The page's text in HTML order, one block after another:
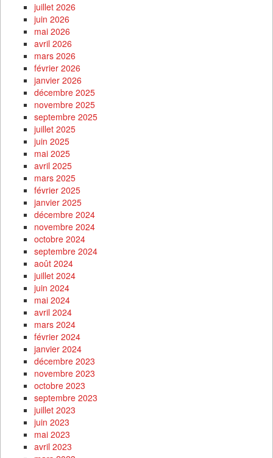
juillet 2026
juin 2026
mai 2026
avril 2026
mars 2026
février 2026
janvier 2026
décembre 2025
novembre 2025
septembre 2025
juillet 2025
juin 2025
mai 2025
avril 2025
mars 2025
février 2025
janvier 2025
décembre 2024
novembre 2024
octobre 2024
septembre 2024
août 2024
juillet 2024
juin 2024
mai 2024
avril 2024
mars 2024
février 2024
janvier 2024
décembre 2023
novembre 2023
octobre 2023
septembre 2023
juillet 2023
juin 2023
mai 2023
avril 2023